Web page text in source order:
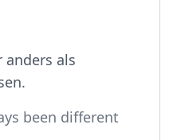
anders als
been different